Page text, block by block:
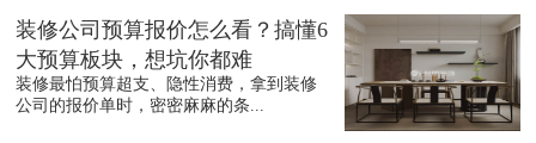
装修公司预算报价怎么看？搞懂6
大预算板块，想坑你都难
装修最怕预算超支、隐性消费，拿到装修
公司的报价单时，密密麻麻的条...